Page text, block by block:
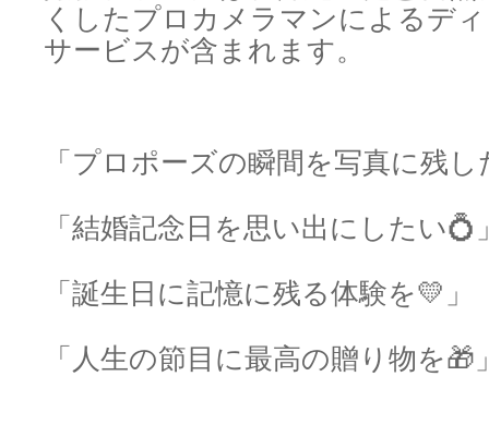
くしたプロカメラマンによるデ
サービスが含まれます。
「プロポーズの瞬間を写真に残
「結婚記念日を思い出にしたい💍
「誕生日に記憶に残る体験を💛」
「人生の節目に最高の贈り物を🎁